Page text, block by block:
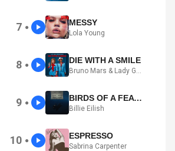
7 ● MESSY
Lola Young
8 ● DIE WITH A SMILE
Bruno Mars & Lady Gaga
9 ● BIRDS OF A FEATHER
Billie Eilish
10 ● ESPRESSO
Sabrina Carpenter